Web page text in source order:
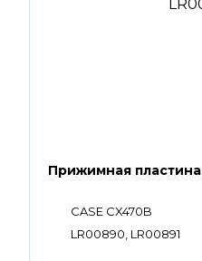
Прижимная пластина
CASE CX470B
LR00890, LR00891